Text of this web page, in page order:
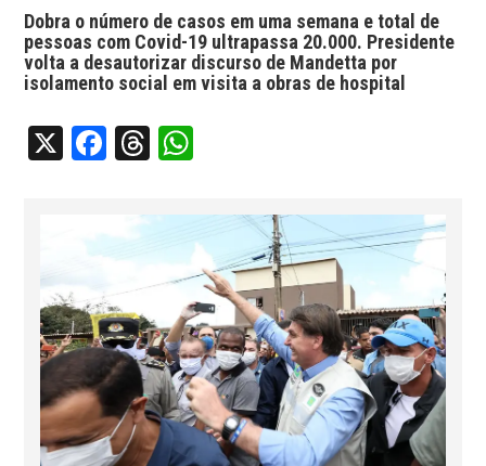
Dobra o número de casos em uma semana e total de
pessoas com Covid-19 ultrapassa 20.000. Presidente
volta a desautorizar discurso de Mandetta por
isolamento social em visita a obras de hospital
X Facebook
Threads